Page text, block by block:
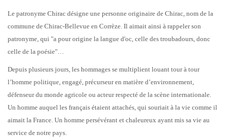
Le patronyme Chirac désigne une personne originaire de Chirac, nom de la
commune de Chirac-Bellevue en Corrèze. Il aimait ainsi à rappeler son
patronyme, qui "a pour origine la langue d'oc, celle des troubadours, donc
celle de la poésie"…
Depuis plusieurs jours, les hommages se multiplient louant tour à tour
l’homme politique, engagé, précurseur en matière d’environnement,
défenseur du monde agricole ou acteur respecté de la scène internationale.
Un homme auquel les français étaient attachés, qui souriait à la vie comme il
aimait la France. Un homme persévérant et chaleureux ayant mis sa vie au
service de notre pays.